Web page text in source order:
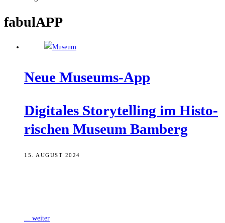
fabulAPP
Neue Muse­ums-App
Digi­ta­les Sto­rytel­ling im His­to­
ri­schen Muse­um Bamberg
15. AUGUST 2024
... weiter